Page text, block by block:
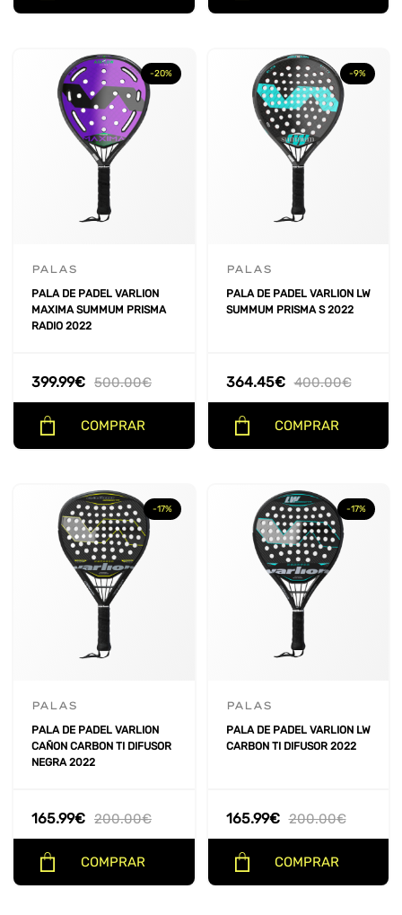
PRECIO -20%
PALAS
PALA DE PADEL VARLION
MAXIMA SUMMUM PRISMA
RADIO 2022
500.00€
399.99€
COMPRAR
-9%
PALAS
PALA DE PADEL VARLION LW
SUMMUM PRISMA S 2022
400.00€
364.45€
COMPRAR
-17%
PALAS
PALA DE PADEL VARLION
CAÑON CARBON TI DIFUSOR
NEGRA 2022
200.00€
165.99€
COMPRAR
-17%
PALAS
PALA DE PADEL VARLION LW
CARBON TI DIFUSOR 2022
200.00€
165.99€
COMPRAR